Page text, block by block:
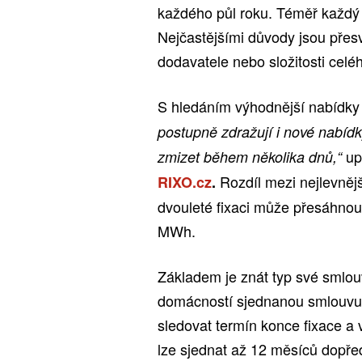
každého půl roku. Téměř
Nejčastějšími důvody jsou
dodavatele nebo složitosti
S hledáním výhodnější
postupně zdražují i nové
zmizet během několika dnů,“
RIXO.cz. Rozdíl mezi
dvouleté fixaci může
MWh.
Základem je znát typ své
domácností sjednanou
sledovat termín konce fixace a
lze sjednat až 12 měsíců